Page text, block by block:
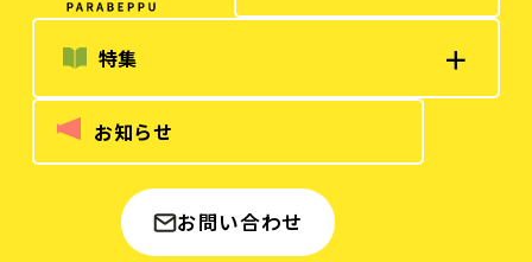
特集 ＋
お知らせ
お問い合わせ